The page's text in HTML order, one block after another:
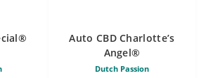
Auto CBD Charlotte’s
Angel®
Dutch Passion